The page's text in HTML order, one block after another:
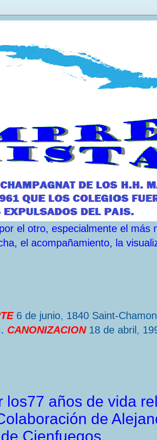
el otro, especialmente el más
el acompañamiento, la
6 de junio, 1840 Saint-
. CANONIZACION 18 de abril ,
los77 años de vida
de
Cienfuegos.